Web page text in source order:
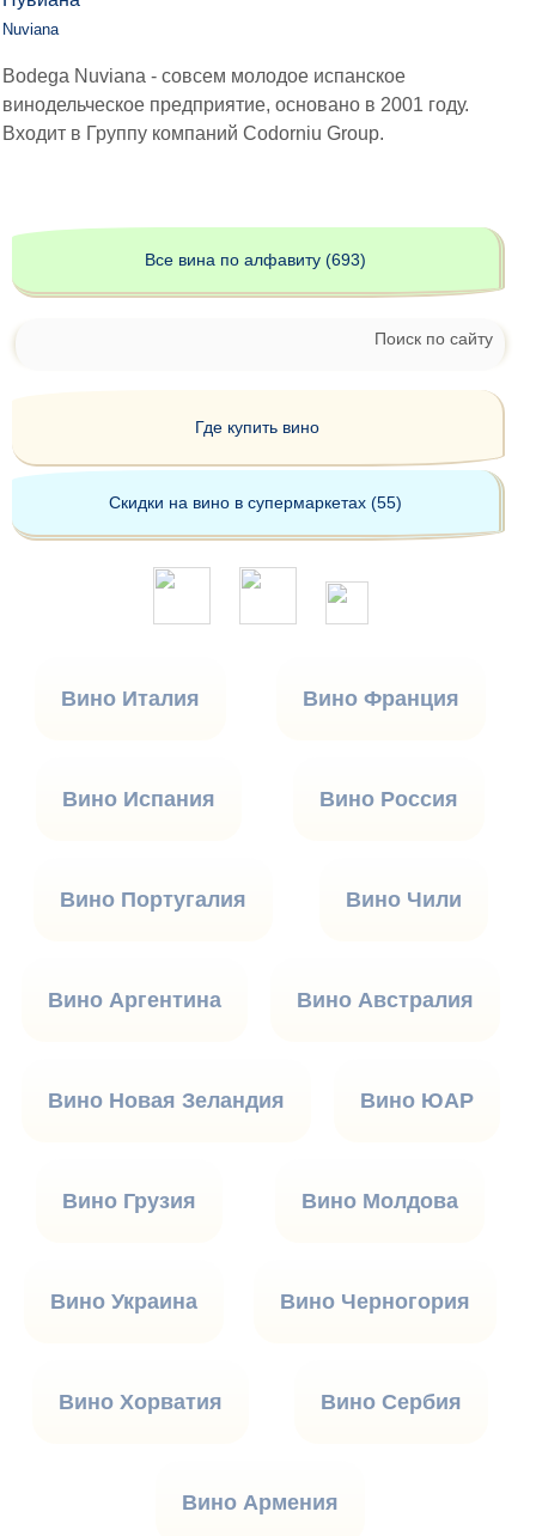
Nuviana
Bodega Nuviana - совсем молодое испанское
винодельческое предприятие, основано в 2001 году.
Входит в Группу компаний Codorniu Group.
Все вина по алфавиту (693)
Поиск по сайту
Где купить вино
Скидки на вино в супермаркетах (55)
Вино Италия Вино Франция
Вино Испания Вино Россия
Вино Португалия Вино Чили
Вино Аргентина Вино Австралия
Вино Новая Зеландия Вино ЮАР
Вино Грузия Вино Молдова
Вино Украина Вино Черногория
Вино Хорватия Вино Сербия
Вино Армения